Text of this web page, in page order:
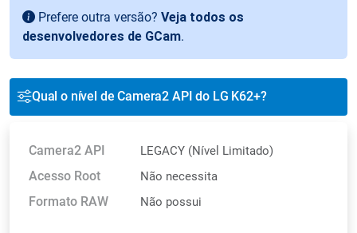
Prefere outra versão? Veja todos os
desenvolvedores de GCam.
Qual o nível de Camera2 API do LG K62+?
Camera2 API LEGACY (Nível Limitado)
Acesso Root Não necessita
Formato RAW Não possui